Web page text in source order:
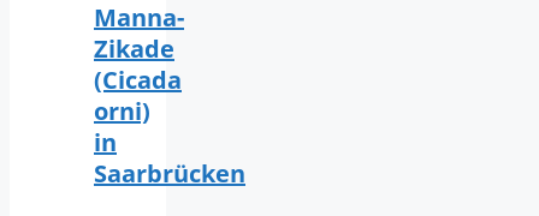
Manna-
Zikade
(Cicada
orni)
in
Saarbrücken